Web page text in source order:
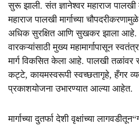
सुरू झाली. संत ज्ञानेश्वर महाराज पालखी
महाराज पालखी मार्गाच्या
अधिक सुरक्षित आणि सुखकर झाला आहे.
वारकऱ्यांसाठी मुख्य महामार्गापासून
मार्ग विकसित केला आहे. पालखी तळांवर
कट्टे, कायमस्वरूपी स्वच्छतागृहे, हँगर
प्रकाशयोजना उभारण्यात आल्या आहेत.
मार्गाच्या दुतर्फा देशी वृक्षांच्या